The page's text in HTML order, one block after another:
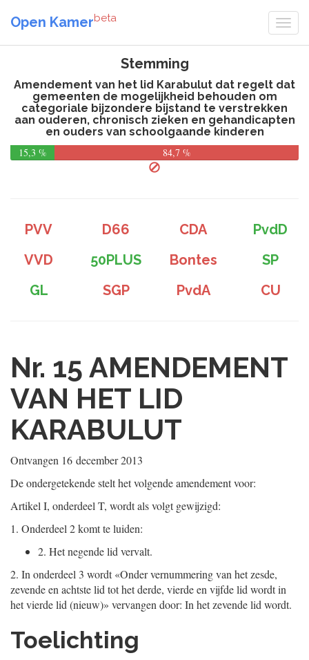
Open Kamerbeta
Stemming
Amendement van het lid Karabulut dat regelt dat
gemeenten de mogelijkheid behouden om
categoriale bijzondere bijstand te verstrekken
aan ouderen, chronisch zieken en gehandicapten
en ouders van schoolgaande kinderen
15,3 %
84,7 %
PVV D66 CDA
PvdD
VVD
50PLUS Bontes
SP
GL
SGP PvdA CU
Nr. 15 AMENDEMENT
VAN HET LID
KARABULUT
Ontvangen 16 december 2013
De ondergetekende stelt het volgende amendement voor:
Artikel I, onderdeel T, wordt als volgt gewijzigd:
1. Onderdeel 2 komt te luiden:
2. Het negende lid vervalt.
2. In onderdeel 3 wordt «Onder vernummering van het zesde,
zevende en achtste lid tot het derde, vierde en vijfde lid wordt in
het vierde lid (nieuw)» vervangen door: In het zevende lid wordt.
Toelichting